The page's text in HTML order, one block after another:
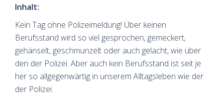
Inhalt:
Kein Tag ohne Polizeimeldung! Über keinen
Berufsstand wird so viel gesprochen, gemeckert,
gehänselt, geschmunzelt oder auch gelacht, wie über
den der Polizei. Aber auch kein Berufsstand ist seit je
her so allgegenwärtig in unserem Alltagsleben wie der
der Polizei.